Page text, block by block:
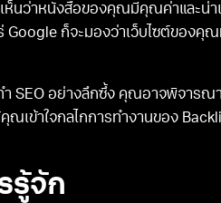
นว่าหนังสือของคุณมีคุณค่าและน่า
Google ก็จะมองว่าเว็บไซต์ของคุ
ำ SEO อย่างลึกซึ้ง คุณอาจพิจารณ
ณเข้าใจกลไกการทำงานของ
รู้จัก